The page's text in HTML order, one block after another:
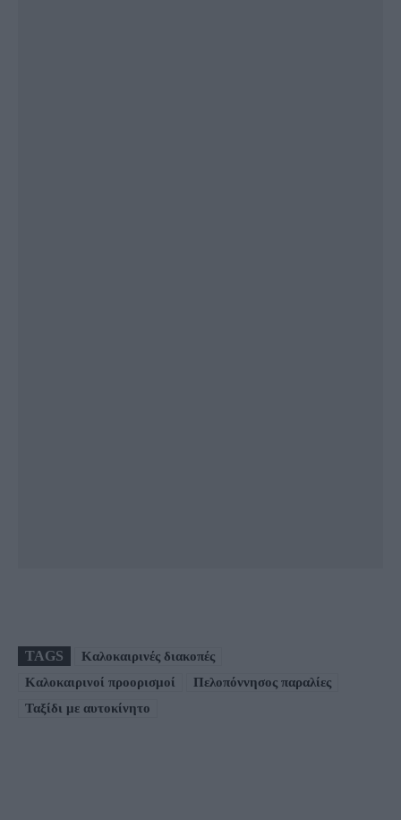
TAGS
Καλοκαιρινές διακοπές
Καλοκαιρινοί προορισμοί
Πελοπόννησος παραλίες
Ταξίδι με αυτοκίνητο